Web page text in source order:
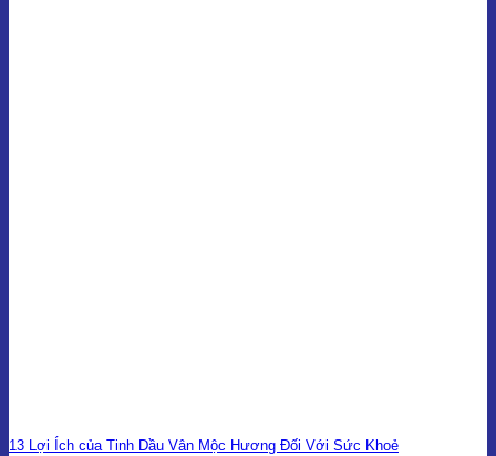
13 Lợi Ích của Tinh Dầu Vân Mộc Hương Đối Với Sức Khoẻ